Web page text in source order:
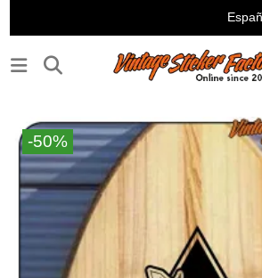
-50%